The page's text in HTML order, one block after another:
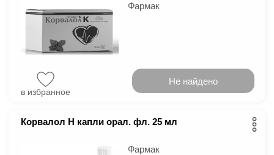
Фармак
в избранное
Не найдено
Корвалол Н капли орал. фл. 25 мл
Фармак